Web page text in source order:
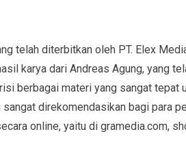
telah diterbitkan oleh PT. Elex
karya dari Andreas Agung, yang
berbagai materi yang sangat tepat
direkomendasikan bagi para
online, yaitu di gramedia.com,